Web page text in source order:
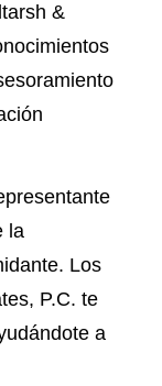
&
la
Los
P.C. te
a